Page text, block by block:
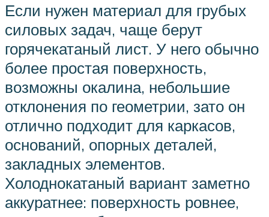
Если нужен материал для грубых
силовых задач, чаще берут
горячекатаный лист. У него обычно
более простая поверхность,
возможны окалина, небольшие
отклонения по геометрии, зато он
отлично подходит для каркасов,
оснований, опорных деталей,
закладных элементов.
Холоднокатаный вариант заметно
аккуратнее: поверхность ровнее,